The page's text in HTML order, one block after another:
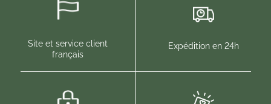
(1 avis)
Site et service client
français
Expédition en 24h